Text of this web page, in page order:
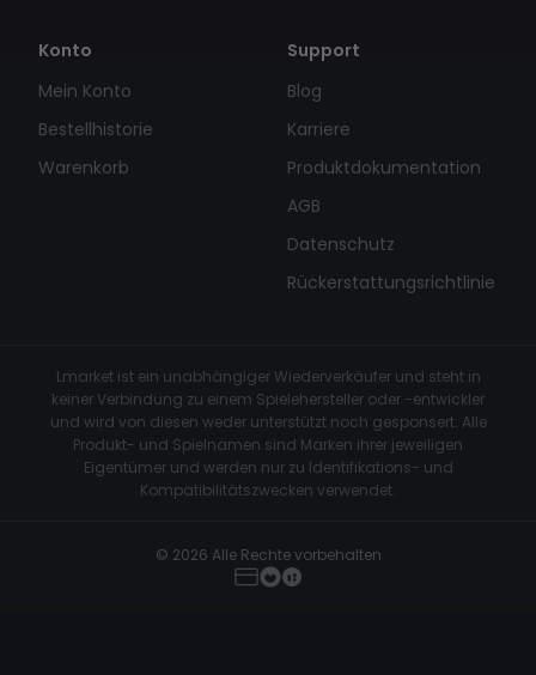
Konto
Mein Konto
Bestellhistorie
Warenkorb
Support
Blog
Karriere
Produktdokumentation
AGB
Datenschutz
Rückerstattungsrichtlinie
Lmarket ist ein unabhängiger Wiederverkäufer und steht in
keiner Verbindung zu einem Spielehersteller oder -entwickler
und wird von diesen weder unterstützt noch gesponsert. Alle
Produkt- und Spielnamen sind Marken ihrer jeweiligen
Eigentümer und werden nur zu Identifikations- und
Kompatibilitätszwecken verwendet.
© 2026 Alle Rechte vorbehalten